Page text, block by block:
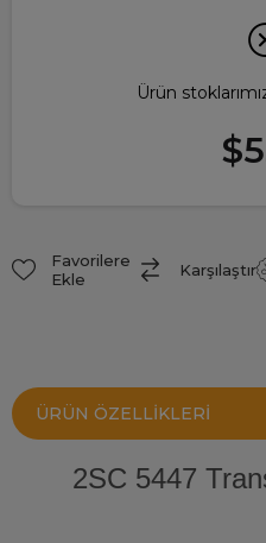
Ürün
Favorilere
Ekle
Karşılaştır
ÜRÜN ÖZELLIKLERI
2SC 5447